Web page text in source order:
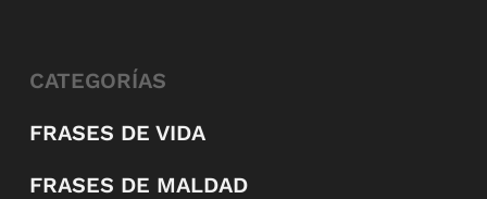
CATEGORÍAS
FRASES DE VIDA
FRASES DE MALDAD